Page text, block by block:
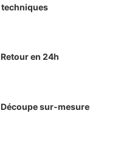
techniques
Retour en 24h
Découpe sur-mesure